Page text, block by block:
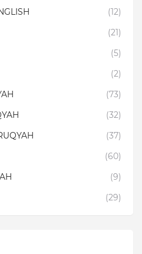
(12)
(21)
(5)
(2)
(73)
(32)
(37)
(60)
(9)
(29)